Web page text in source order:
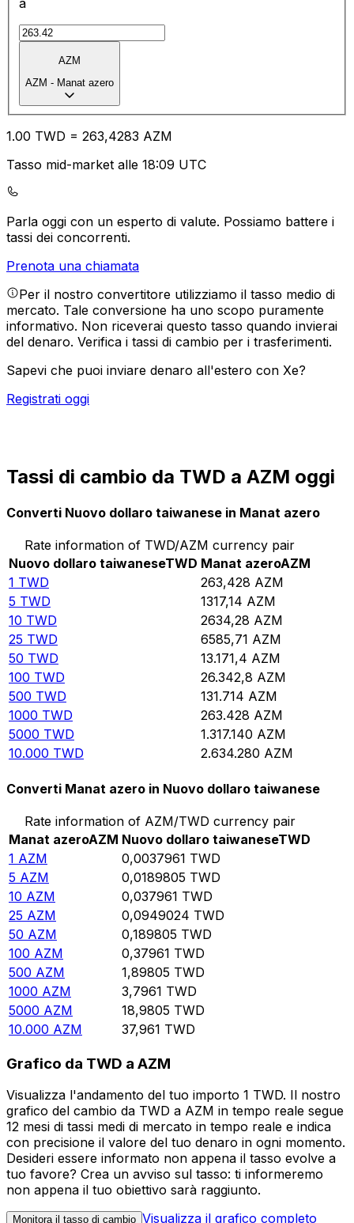
a
AZM
AZM - Manat azero
1.00 TWD = 263,4283 AZM
Tasso mid-market alle 18:09 UTC
Parla oggi con un esperto di valute. Possiamo battere i
tassi dei concorrenti.
Prenota una chiamata
Per il nostro convertitore utilizziamo il tasso medio di
mercato. Tale conversione ha uno scopo puramente
informativo. Non riceverai questo tasso quando invierai
del denaro. Verifica i tassi di cambio per i trasferimenti.
Sapevi che puoi inviare denaro all'estero con Xe?
Registrati oggi
Tassi di cambio da TWD a AZM oggi
Converti Nuovo dollaro taiwanese in Manat azero
Rate information of TWD/AZM currency pair
Nuovo dollaro taiwaneseTWD Manat azeroAZM
1 TWD 263,428 AZM
5 TWD 1317,14 AZM
10 TWD 2634,28 AZM
25 TWD 6585,71 AZM
50 TWD 13.171,4 AZM
100 TWD 26.342,8 AZM
500 TWD 131.714 AZM
1000 TWD 263.428 AZM
5000 TWD 1.317.140 AZM
10.000 TWD 2.634.280 AZM
Converti Manat azero in Nuovo dollaro taiwanese
Rate information of AZM/TWD currency pair
Manat azeroAZM Nuovo dollaro taiwaneseTWD
1 AZM 0,0037961 TWD
5 AZM 0,0189805 TWD
10 AZM 0,037961 TWD
25 AZM 0,0949024 TWD
50 AZM 0,189805 TWD
100 AZM 0,37961 TWD
500 AZM 1,89805 TWD
1000 AZM 3,7961 TWD
5000 AZM 18,9805 TWD
10.000 AZM 37,961 TWD
Grafico da TWD a AZM
Visualizza l'andamento del tuo importo 1 TWD. Il nostro
grafico del cambio da TWD a AZM in tempo reale segue
12 mesi di tassi medi di mercato in tempo reale e indica
con precisione il valore del tuo denaro in ogni momento.
Desideri essere informato non appena il tasso evolve a
tuo favore? Crea un avviso sul tasso: ti informeremo
non appena il tuo obiettivo sarà raggiunto.
Monitora il tasso di cambio Visualizza il grafico completo